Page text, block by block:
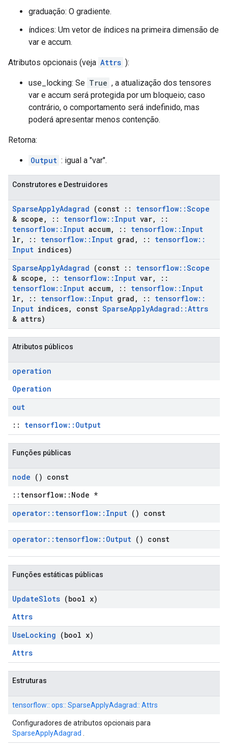
graduação: O gradiente.
índices: Um vetor de índices na primeira dimensão de
var e accum.
Atributos opcionais (veja Attrs ):
use_locking: Se True , a atualização dos tensores
var e accum será protegida por um bloqueio; caso
contrário, o comportamento será indefinido, mas
poderá apresentar menos contenção.
Retorna:
Output : igual a "var".
Construtores e Destruidores
SparseApplyAdagrad (const :: tensorflow::Scope
& scope , :: tensorflow:: Input var,
::
tensorflow:: Input accum, :: tensorflow:: Input
lr, :: tensorflow:: Input grad , :: tensorflow::
Input indices)
SparseApplyAdagrad (const :: tensorflow::Scope
& scope , :: tensorflow:: Input var,
::
tensorflow:: Input accum, :: tensorflow:: Input
lr, :: tensorflow:: Input grad , :: tensorflow::
Input indices, const SparseApplyAdagrad ::Attrs
& attrs)
Atributos públicos
operation
Operation
out
:: tensorflow::Output
Funções públicas
node () const
::tensorflow::Node *
operator:: tensorflow:: Input () const
operator:: tensorflow:: Output () const
Funções estáticas públicas
UpdateSlots (bool x)
Attrs
UseLocking (bool x)
Attrs
Estruturas
tensorflow:: ops:: SparseApplyAdagrad:: Attrs
Configuradores de atributos opcionais para
SparseApplyAdagrad